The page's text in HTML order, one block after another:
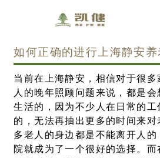
如何正确的进行上海静安养
当前在上海静安，相信对于很
人的晚年照顾问题来说，都是
生活的，因为不少人在日常的工
的，无法再抽出更多的时间来对
多老人的身边都是不能离开人
院就成为了一个很好的选择。而